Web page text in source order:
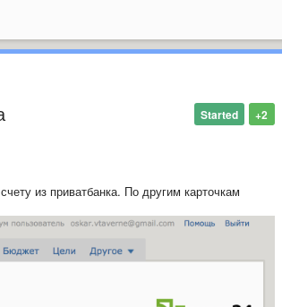
+2
Started
из приватбанка. По другим карточкам